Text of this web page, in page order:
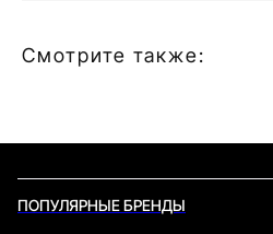
Смотрите также:
ПОПУЛЯРНЫЕ БРЕНДЫ